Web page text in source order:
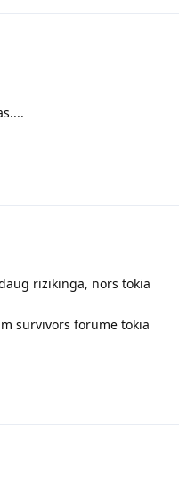
rizikinga, nors tokia
survivors forume tokia